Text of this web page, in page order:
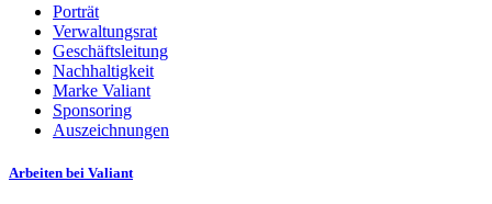
Porträt
Verwaltungsrat
Geschäftsleitung
Nachhaltigkeit
Marke Valiant
Sponsoring
Auszeichnungen
Arbeiten bei Valiant